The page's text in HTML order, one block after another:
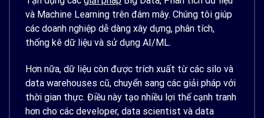
và Machine Learning trên đám mây. Chúng tôi giúp
các doanh nghiệp dễ dàng xây dựng, phân tích,
thống kê dữ liệu và sử dụng AI/ML.
Hơn nữa, dữ liệu còn được trích xuất từ các silo và
data warehouses cũ, chuyển sang các giải pháp với
thời gian thực. Điều này tạo nhiều lợi thế cạnh tranh
hơn cho các developer, data scientist và data